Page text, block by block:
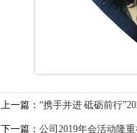
上一篇： “携手并进 砥砺前行
下一篇： 公司2019年会活动隆